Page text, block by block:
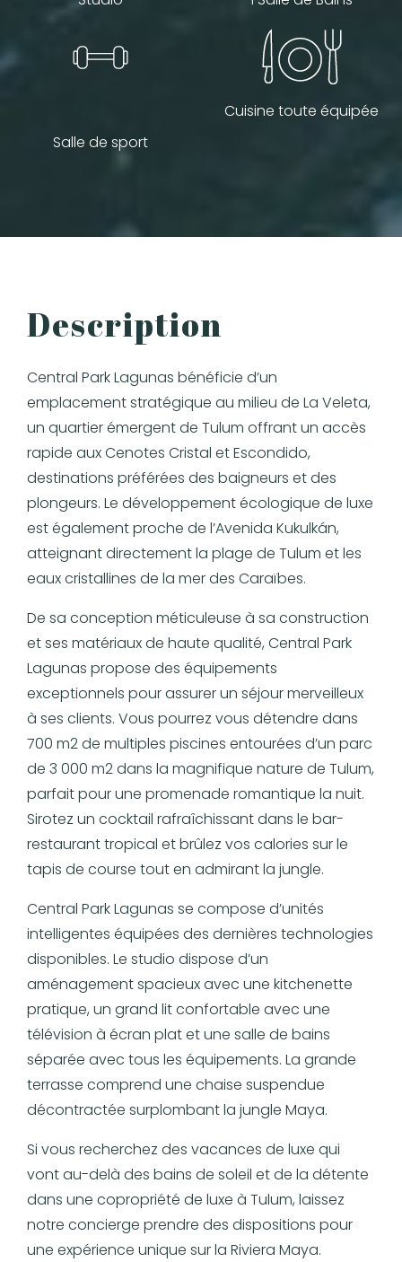
Salle de sport
Cuisine toute équipée
Description
Central Park Lagunas bénéficie d’un
emplacement stratégique au milieu de La Veleta,
un quartier émergent de Tulum offrant un accès
rapide aux Cenotes Cristal et Escondido,
destinations préférées des baigneurs et des
plongeurs. Le développement écologique de luxe
est également proche de l’Avenida Kukulkán,
atteignant directement la plage de Tulum et les
eaux cristallines de la mer des Caraïbes.
De sa conception méticuleuse à sa construction
et ses matériaux de haute qualité, Central Park
Lagunas propose des équipements
exceptionnels pour assurer un séjour merveilleux
à ses clients. Vous pourrez vous détendre dans
700 m2 de multiples piscines entourées d’un parc
de 3 000 m2 dans la magnifique nature de Tulum,
parfait pour une promenade romantique la nuit.
Sirotez un cocktail rafraîchissant dans le bar-
restaurant tropical et brûlez vos calories sur le
tapis de course tout en admirant la jungle.
Central Park Lagunas se compose d’unités
intelligentes équipées des dernières technologies
disponibles. Le studio dispose d’un
aménagement spacieux avec une kitchenette
pratique, un grand lit confortable avec une
télévision à écran plat et une salle de bains
séparée avec tous les équipements. La grande
terrasse comprend une chaise suspendue
décontractée surplombant la jungle Maya.
Si vous recherchez des vacances de luxe qui
vont au-delà des bains de soleil et de la détente
dans une copropriété de luxe à Tulum, laissez
notre concierge prendre des dispositions pour
une expérience unique sur la Riviera Maya.